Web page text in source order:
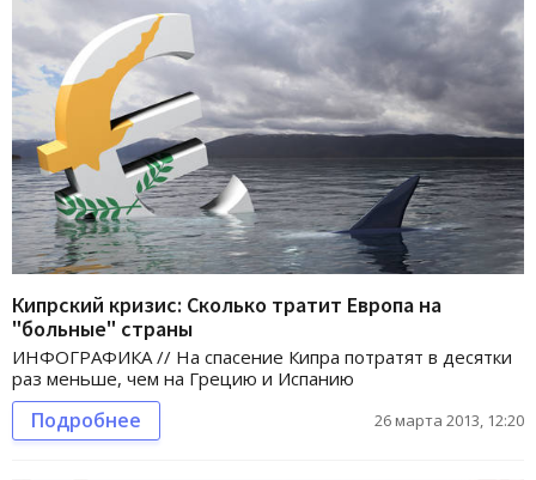
Кипрский кризис: Сколько тратит Европа на
"больные" страны
ИНФОГРАФИКА // На спасение Кипра потратят в десятки
раз меньше, чем на Грецию и Испанию
Подробнее 26 марта 2013, 12:20